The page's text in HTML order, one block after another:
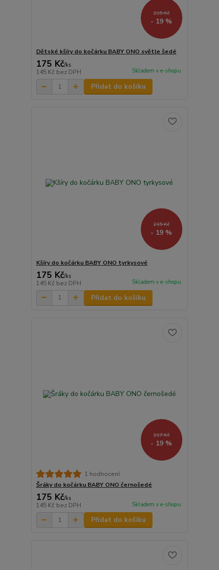
215 Kč
- 19 %
Dětské kšíry do kočárku BABY ONO světle šedé
175 Kč/ks
145 Kč bez DPH Skladem v e-shopu
Přidat do košíku
215 Kč
- 19 %
Kšíry do kočárku BABY ONO tyrkysové
175 Kč/ks
145 Kč bez DPH Skladem v e-shopu
Přidat do košíku
217 Kč
- 19 %
1 hodnocení
Šráky do kočárku BABY ONO černošedé
175 Kč/ks
145 Kč bez DPH Skladem v e-shopu
Přidat do košíku